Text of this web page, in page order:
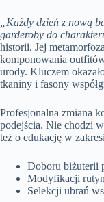
„Każdy dzień z nową
garderoby do
historii. Jej
komponowania
urody. Kluczem
tkaniny i fasony
Profesjonalna zmiana
podejścia. Nie chodzi
też o edukację w
Doboru biżuterii
Modyfikacji
Selekcji ubrań